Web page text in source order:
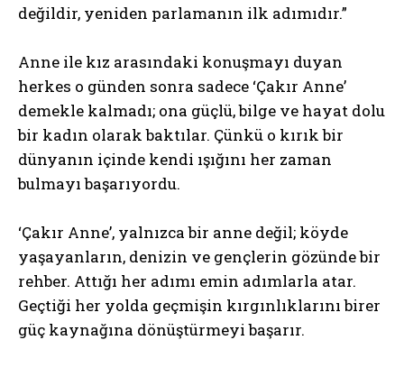
değildir, yeniden parlamanın ilk adımıdır.”
Anne ile kız arasındaki konuşmayı duyan
herkes o günden sonra sadece ‘Çakır Anne’
demekle kalmadı; ona güçlü, bilge ve hayat dolu
bir kadın olarak baktılar. Çünkü o kırık bir
dünyanın içinde kendi ışığını her zaman
bulmayı başarıyordu.
‘Çakır Anne’, yalnızca bir anne değil; köyde
yaşayanların, denizin ve gençlerin gözünde bir
rehber. Attığı her adımı emin adımlarla atar.
Geçtiği her yolda geçmişin kırgınlıklarını birer
güç kaynağına dönüştürmeyi başarır.